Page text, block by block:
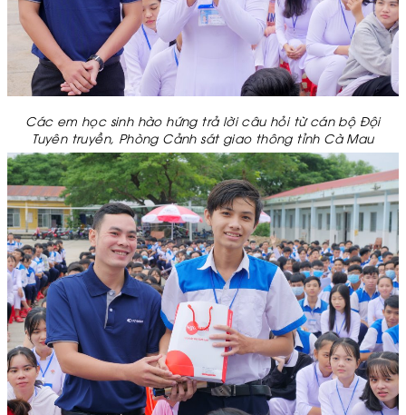
Các em học sinh hào hứng trả lời câu hỏi từ cán bộ Đội
Tuyên truyền, Phòng Cảnh sát giao thông tỉnh Cà Mau